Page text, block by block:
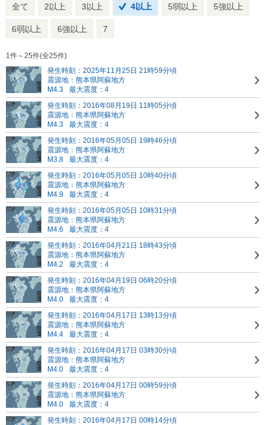
全て 2以上 3以上 4以上 5弱以上 5強以上
6弱以上 6強以上 7
1件～25件(全25件)
発生時刻：2025年11月25日 21時59分頃
震源地：熊本県阿蘇地方
M4.3
最大震度：4
発生時刻：2016年08月19日 11時05分頃
震源地：熊本県阿蘇地方
M4.3
最大震度：4
発生時刻：2016年05月05日 19時46分頃
震源地：熊本県阿蘇地方
M3.8
最大震度：4
発生時刻：2016年05月05日 10時40分頃
震源地：熊本県阿蘇地方
M4.9
最大震度：4
発生時刻：2016年05月05日 10時31分頃
震源地：熊本県阿蘇地方
M4.6
最大震度：4
発生時刻：2016年04月21日 18時43分頃
震源地：熊本県阿蘇地方
M4.2
最大震度：4
発生時刻：2016年04月19日 06時20分頃
震源地：熊本県阿蘇地方
M4.0
最大震度：4
発生時刻：2016年04月17日 13時13分頃
震源地：熊本県阿蘇地方
M4.4
最大震度：4
発生時刻：2016年04月17日 03時30分頃
震源地：熊本県阿蘇地方
M4.0
最大震度：4
発生時刻：2016年04月17日 00時59分頃
震源地：熊本県阿蘇地方
M4.0
最大震度：4
発生時刻：2016年04月17日 00時14分頃